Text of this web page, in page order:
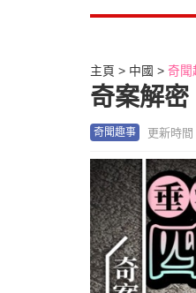
主頁 中國 奇聞
奇案解
奇聞趣事 更新時